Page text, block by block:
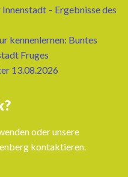
– Ergebnisse des
kennenlernen: Buntes
Fruges
13.08.2026
oder unsere
kontaktieren.